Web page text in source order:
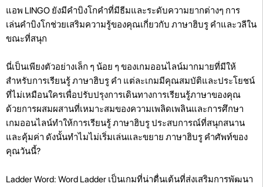
แอพ LINGO ยังมีคำบิงโกคำที่มีธีมและระดับความยากต่างๆ การ
เล่นคำบิงโกช่วยเสริมความรู้ของคุณเกี่ยวกับ ภาษาฮิบรู คำและวลีใน
ขณะที่สนุก
นี่เป็นเพียงตัวอย่างเล็ก ๆ น้อย ๆ ของเกมออนไลน์มากมายที่มีให้
สำหรับการเรียนรู้ ภาษาฮิบรู คำ แต่ละเกมมีคุณสมบัติและประโยชน์
ที่ไม่เหมือนใครเพื่อปรับปรุงการเดินทางการเรียนรู้ภาษาของคุณ
ด้วยการผสมผสานที่เหมาะสมของความเพลิดเพลินและการศึกษา
เกมออนไลน์ทำให้การเรียนรู้ ภาษาฮิบรู ประสบการณ์ที่สนุกสนาน
และคุ้มค่า ดังนั้นทำไมไม่เริ่มเล่นและขยาย ภาษาฮิบรู คำศัพท์ของ
คุณวันนี้?
Ladder Word: Word Ladder เป็นเกมที่น่าตื่นเต้นที่ส่งเสริมการพัฒนา